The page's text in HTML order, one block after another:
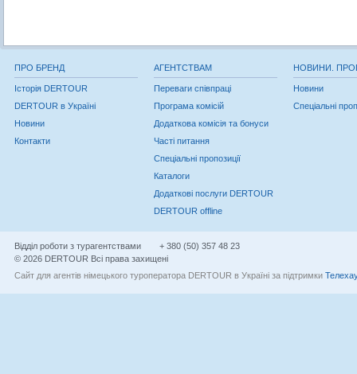
ПРО БРЕНД
Історія DERTOUR
DERTOUR в Україні
Новини
Контакти
АГЕНТСТВАМ
Переваги співпраці
Програма комісій
Додаткова комісія та бонуси
Часті питання
Спеціальні пропозиції
Каталоги
Додаткові послуги DERTOUR
DERTOUR offline
НОВИНИ.
Новини
Спеціальні
Відділ роботи з турагентствами
+ 380 (50) 357 48 23
© 2026 DERTOUR Всі права захищені
Сайт для агентів німецького туроператора DERTOUR в Україні за підтримки